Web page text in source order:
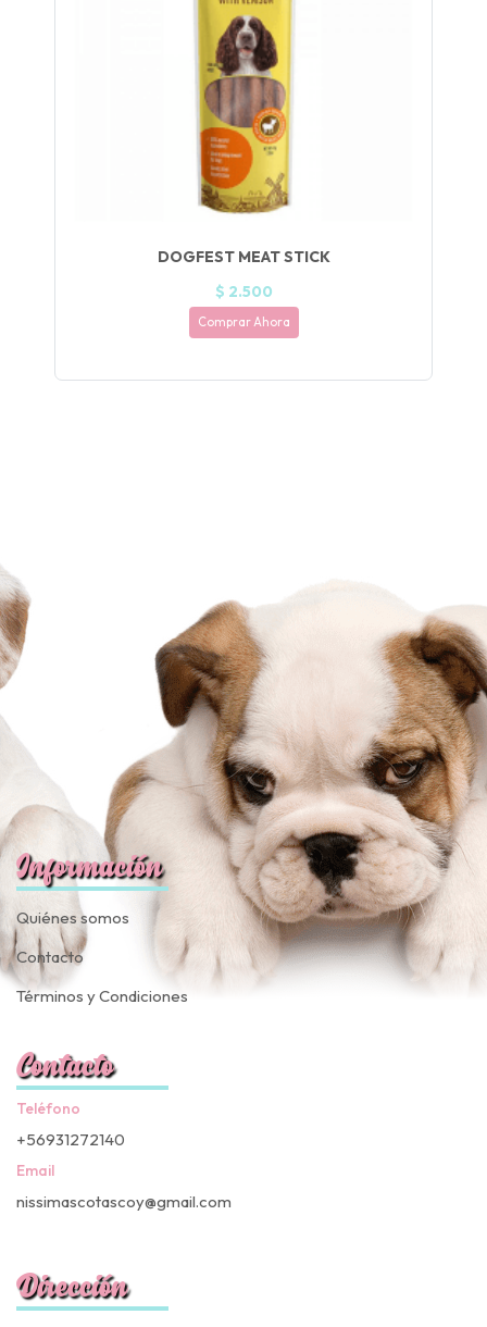
DOGFEST MEAT STICK
$ 2.500
Comprar Ahora
Información
Quiénes somos
Contacto
Términos y Condiciones
Contacto
Teléfono
+56931272140
Email
nissimascotascoy@gmail.com
Dirección